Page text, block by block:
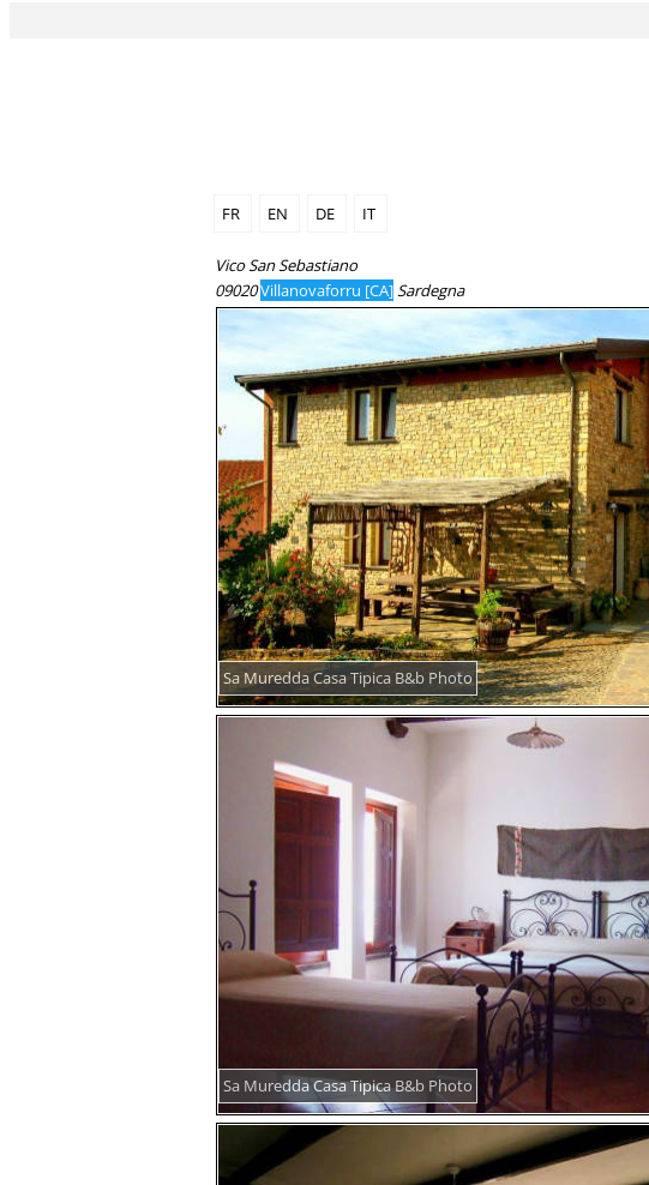
FR EN DE IT
Vico San Sebastiano
09020Villanovaforru [CA]Sardegna
Sa Muredda Casa Tipica B&b Photo
Sa Muredda Casa Tipica B&b Photo